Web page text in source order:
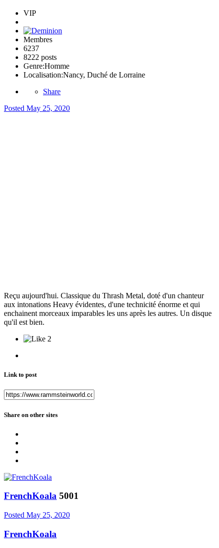
VIP
Membres
6237
8222 posts
Genre:Homme
Localisation:Nancy, Duché de Lorraine
Share
Posted May 25, 2020
Reçu aujourd'hui. Classique du Thrash Metal, doté d'un chanteur
aux intonations Heavy évidentes, d'une technicité énorme et qui
enchainent morceaux imparables les uns après les autres. Un disque
qu'il est bien.
2
Link to post
Share on other sites
FrenchKoala 5001
Posted May 25, 2020
FrenchKoala